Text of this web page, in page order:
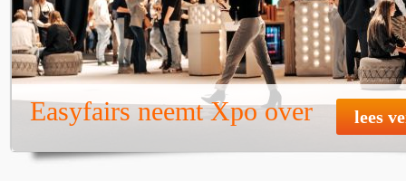
Easyfairs neemt Xpo over lees